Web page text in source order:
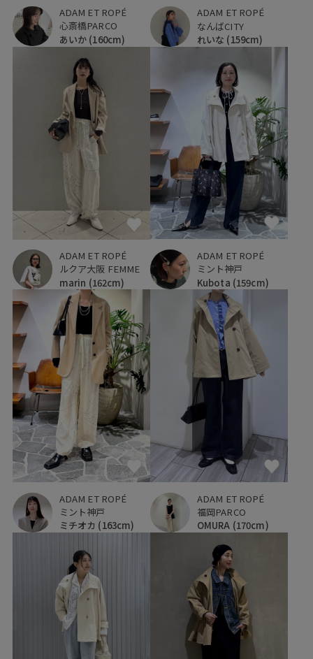
ADAM ET ROPÉ
心斎橋PARCO
あいか (160cm)
ADAM ET ROPÉ
なんばCITY
れいな (159cm)
ADAM ET ROPÉ
ルクア大阪 FEMME
marin (162cm)
ADAM ET ROPÉ
ミント神戸
Kubota (159cm)
ADAM ET ROPÉ
ミント神戸
ミチオカ (163cm)
ADAM ET ROPÉ
福岡PARCO
OMURA (170cm)